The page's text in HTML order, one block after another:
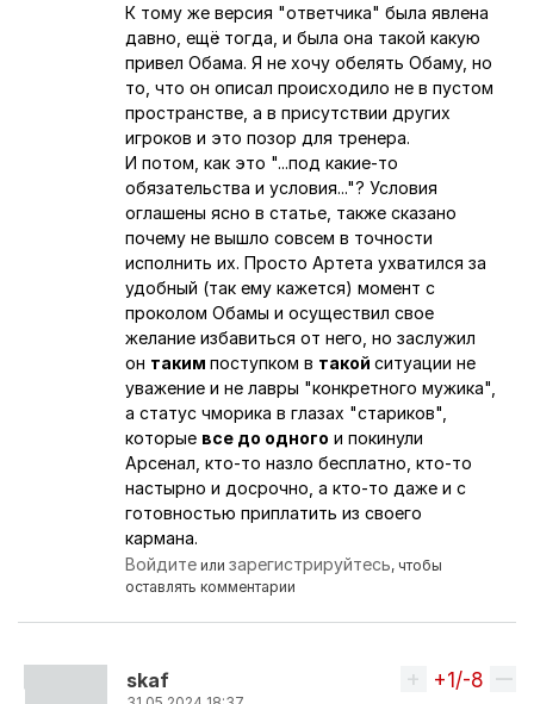
К тому же версия "ответчика" была явлена
давно, ещё тогда, и была она такой какую
привел Обама. Я не хочу обелять Обаму, но
то, что он описал происходило не в пустом
пространстве, а в присутствии других
игроков и это позор для тренера.
И потом, как это "...под какие-то
обязательства и условия..."? Условия
оглашены ясно в статье, также сказано
почему не вышло совсем в точности
исполнить их. Просто Артета ухватился за
удобный (так ему кажется) момент с
проколом Обамы и осуществил свое
желание избавиться от него, но заслужил
он такимпоступком в такойситуации не
уважение и не лавры "конкретного мужика",
а статус чморика в глазах "стариков",
которые все до одного и покинули
Арсенал, кто-то назло бесплатно, кто-то
настырно и досрочно, а кто-то даже и с
готовностью приплатить из своего
кармана.
Войдите илизарегистрируйтесь, чтобы
оставлять комментарии
skaf Вверх
+1/-8